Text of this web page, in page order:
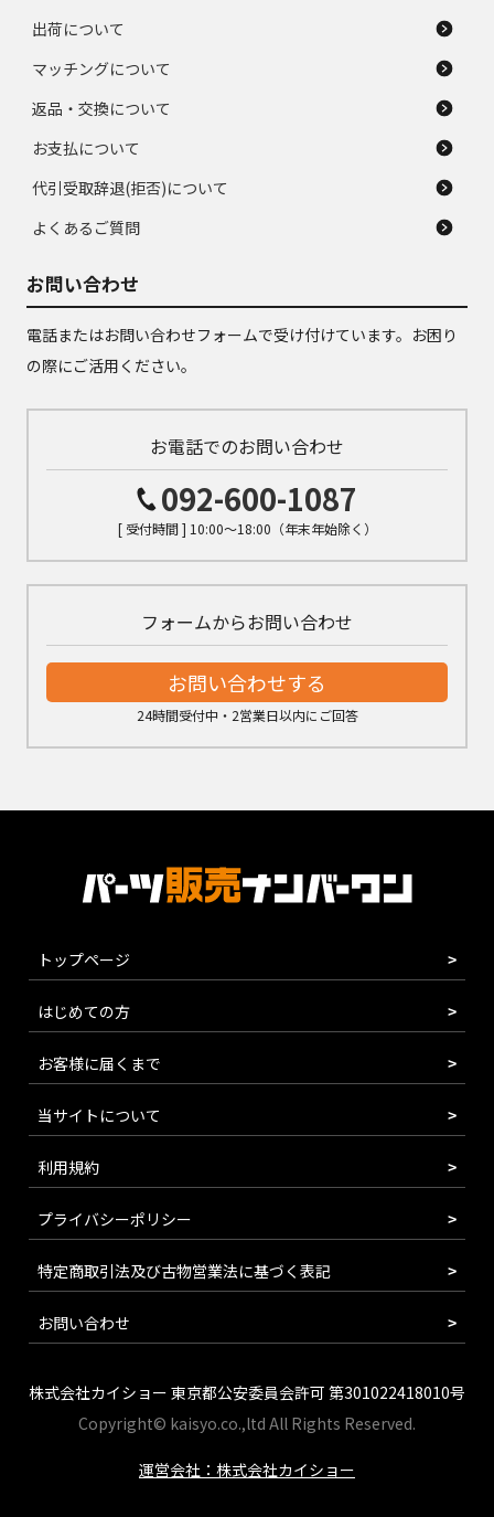
出荷について
マッチングについて
返品・交換について
お支払について
代引受取辞退(拒否)について
よくあるご質問
お問い合わせ
電話またはお問い合わせフォームで受け付けています。お困り
の際にご活用ください。
お電話でのお問い合わせ
092-600-1087
[ 受付時間 ] 10:00～18:00（年末年始除く）
フォームからお問い合わせ
お問い合わせする
24時間受付中・2営業日以内にご回答
トップページ
はじめての方
お客様に届くまで
当サイトについて
利用規約
プライバシーポリシー
特定商取引法及び古物営業法に基づく表記
お問い合わせ
株式会社カイショー 東京都公安委員会許可 第301022418010号
Copyright© kaisyo.co.,ltd All Rights Reserved.
運営会社：株式会社カイショー